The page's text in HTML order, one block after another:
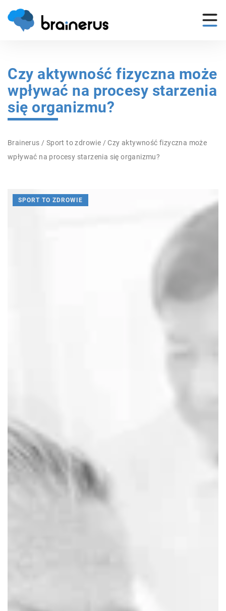
Czy aktywność fizyczna może
wpływać na procesy starzenia
się organizmu?
Brainerus / Sport to zdrowie /Czy aktywność fizyczna może
wpływać na procesy starzenia się organizmu?
SPORT TO ZDROWIE